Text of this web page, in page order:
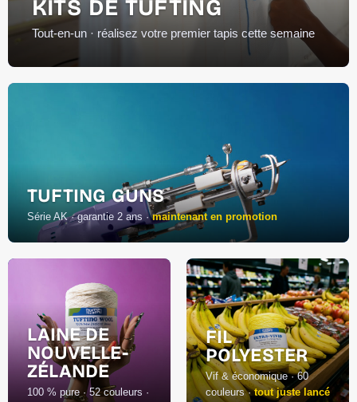
KITS DE TUFTING
Tout-en-un · réalisez votre premier tapis cette semaine
TUFTING GUNS
Série AK · garantie 2 ans ·maintenant en promotion
LAINE DE
NOUVELLE-
ZÉLANDE
100 % pure · 52 couleurs ·
FIL
POLYESTER
Vif & économique · 60
couleurs ·tout juste lancé